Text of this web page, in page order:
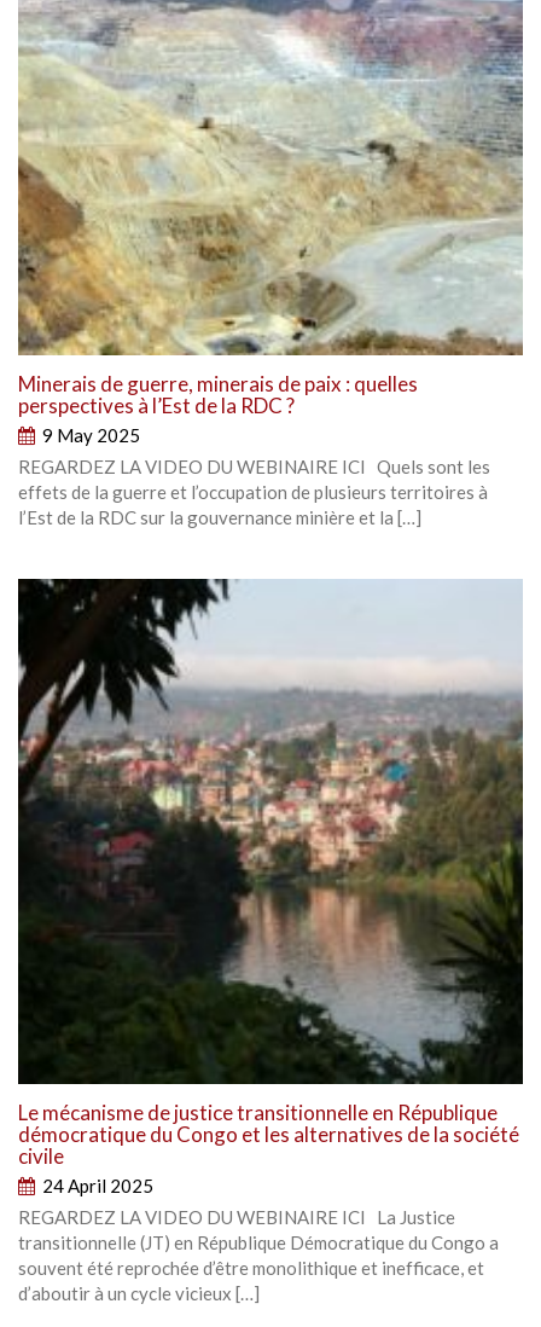
Minerais de guerre, minerais de paix : quelles
perspectives à l’Est de la RDC ?
9 May 2025
REGARDEZ LA VIDEO DU WEBINAIRE ICI Quels sont les
effets de la guerre et l’occupation de plusieurs territoires à
l’Est de la RDC sur la gouvernance minière et la […]
Le mécanisme de justice transitionnelle en République
démocratique du Congo et les alternatives de la société
civile
24 April 2025
REGARDEZ LA VIDEO DU WEBINAIRE ICI La Justice
transitionnelle (JT) en République Démocratique du Congo a
souvent été reprochée d’être monolithique et inefficace, et
d’aboutir à un cycle vicieux […]